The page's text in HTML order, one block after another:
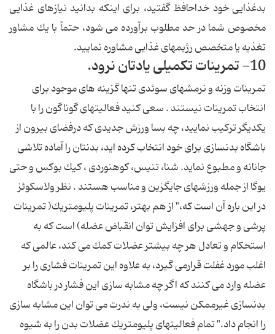
بدغذایی خود خداحافظ گفتید، برای اینكه بدانید نیازهای غذایی
مخصوص شما در حد مطلوب برآورده می شود، حتماً با یك مشاور
تغذیه یا متخصص رژیمهای غذایی مشاوره نمایید.
10- تمرینات تكمیلی یادتان نرود.
تمرینات وزنه و نرمشهای سوئدی تنها گزینه های موجود برای
انتخاب تمرینات نیستند . سعی كنید فعالیتهای گوناگون را با
یكدیگر تركیب نمایید، چه بسا ورزش جدیدی كه درفضای بیرون از
باشگاه بدنسازی برای خود انتخاب كرده اید، بدنتان را آماده تلاشی
جانانه و مطبوع نماید. شنا، تنیس، كوهنوردی ، كیك بوكس و حتی
یوگا از جمله ورزشهای جایگزین و مناسب هستند . نظر ولاسكوئز
در این باره آن است كه،" از هم بهتر، تمرینات پلیومتریك( تمرینات
پرشی و جهشی برای افزایش توان انقباض عضله) است كه به
استحكام و تعادل هر چه بیشتر عضلات كمك می كند، عالمی كه
اغلب مورد غفلت قرارمی گیرد، به علاوه این تمرینات فشاری را بر
عضله وارد می كنند كه اگر چه مشابه سازی این فشار در باشگاه
بدنسازی غیرممكن نیست، ولی به ندرت می توان این مشابه سازی
را انجام داد." تمام فعالیتهای پلیومتریك عضلات بدن را به شیوه